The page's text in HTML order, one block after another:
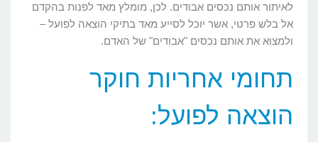
לאיתור אותם נכסים אבודים. לכן, מומלץ מאד לפנות בהקדם
אל בלש פרטי, אשר יוכל לסייע מאד בתיקי הוצאה לפועל –
ולמצוא את אותם נכסים "אבודים" של האדם.
תחומי אחריות חוקר
הוצאה לפועל: